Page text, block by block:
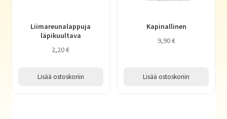
Liimareunalappuja
läpikuultava
2,20€
Lisää ostoskoriin
Kapinallinen
9,90€
Lisää ostoskoriin